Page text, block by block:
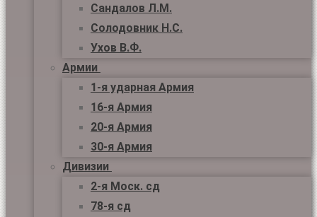
Сандалов Л.М.
Солодовник Н.С.
Ухов В.Ф.
Армии
1-я ударная Армия
16-я Армия
20-я Армия
30-я Армия
Дивизии
2-я Моск. сд
78-я сд